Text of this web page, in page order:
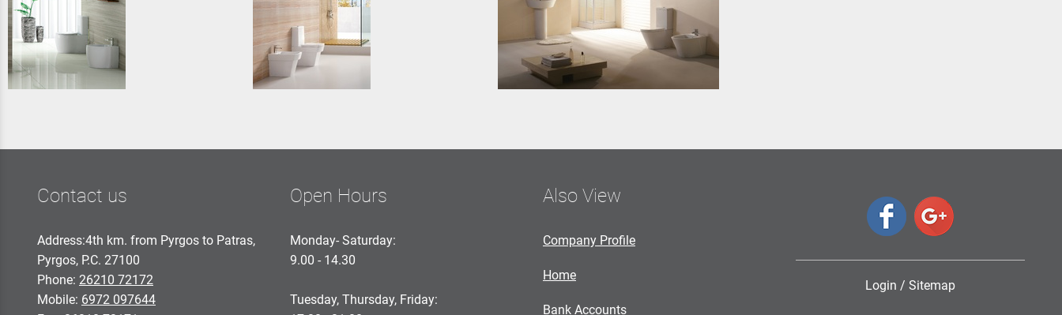
Contact us
Address:4th km. from Pyrgos to Patras,
Pyrgos, P.C. 27100
Phone: 26210 72172
Mobile: 6972 097644
Open Hours
Monday- Saturday:
9.00 - 14.30
Tuesday, Thursday, Friday:
Also View
Company Profile
Home
Bank Accounts
Login / Sitemap